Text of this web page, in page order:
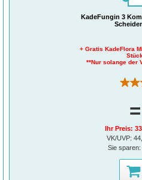
KadeFungin 3
+ Gratis KadeFlora
**Nur solange der
(110)
=
Ihr Preis:
VK/UVP:
Sie